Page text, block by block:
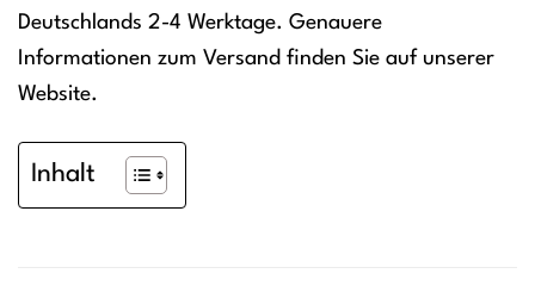
Deutschlands 2-4 Werktage. Genauere
Informationen zum Versand finden Sie auf unserer
Website.
Inhalt